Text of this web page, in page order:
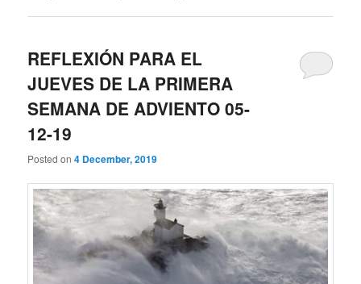
REFLEXIÓN PARA EL
JUEVES DE LA PRIMERA
SEMANA DE ADVIENTO 05-
12-19
Posted on4 December, 2019